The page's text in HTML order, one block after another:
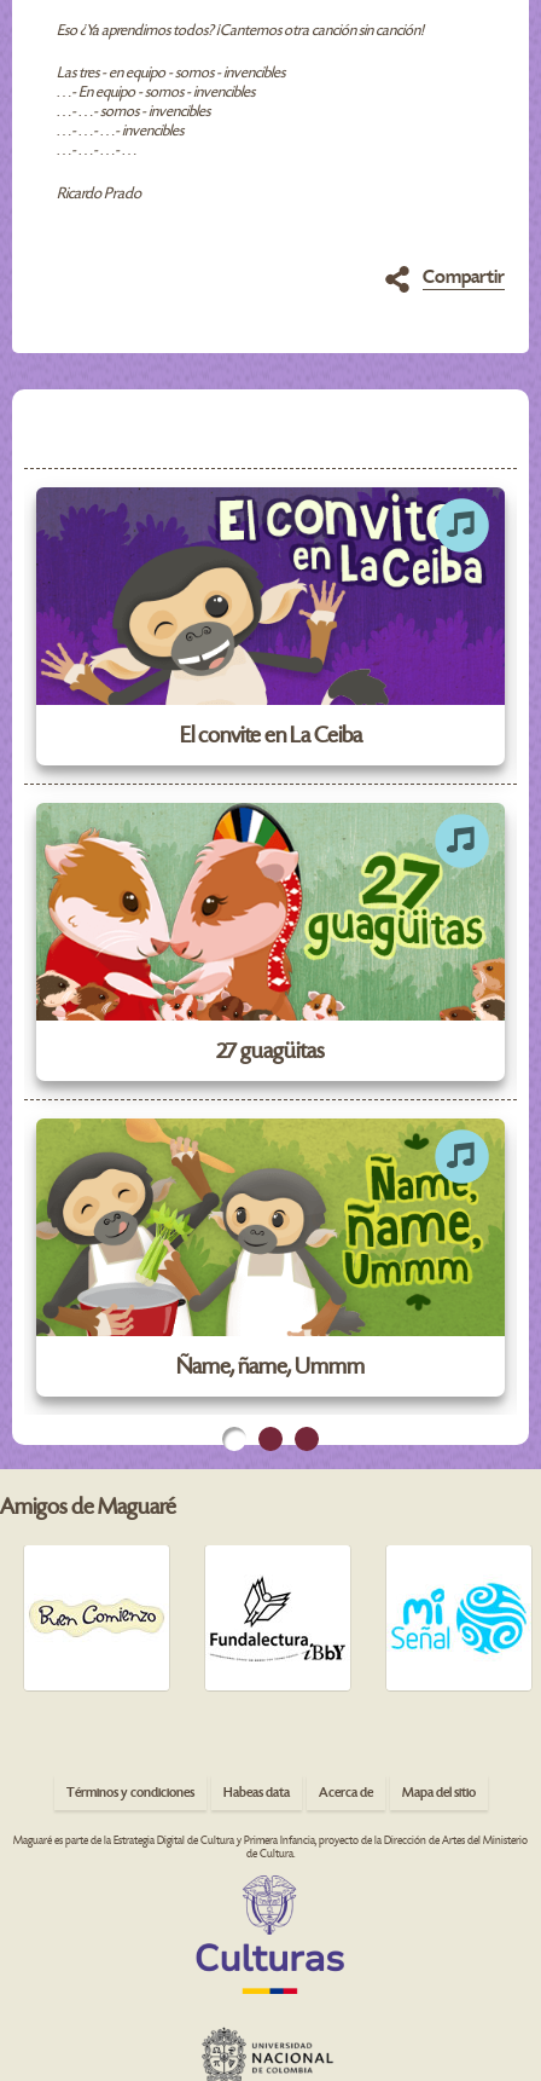
Eso ¿Ya aprendimos todos? ¡Cantemos otra canción sin canción!
Las tres - en equipo - somos - invencibles
…- En equipo - somos - invencibles
…- …- somos - invencibles
…- …- …- invencibles
…- …- …- …
Ricardo Prado
Compartir
El convite en La Ceiba
27 guagüitas
Ñame, ñame, Ummm
Amigos de Maguaré
Términos y condiciones Habeas data Acerca de Mapa del sitio
Maguaré es parte de la Estrategia Digital de Cultura y Primera Infancia, proyecto de la Dirección de Artes del Ministerio
de Cultura.